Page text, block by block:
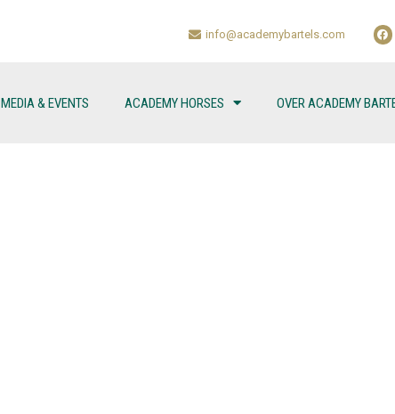
info@academybartels.com
MEDIA & EVENTS ACADEMY HORSES OVER ACADEMY